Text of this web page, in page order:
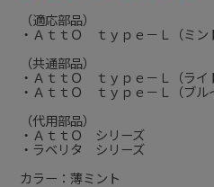
（適応部品）
・ＡｔｔＯ ｔｙｐｅ－Ｌ（ミン
（共通部品）
・ＡｔｔＯ ｔｙｐｅ－Ｌ（ライ
・ＡｔｔＯ ｔｙｐｅ－Ｌ（ブル
（代用部品）
・ＡｔｔＯ シリーズ
・ラベリタ シリーズ
カラー：薄ミント